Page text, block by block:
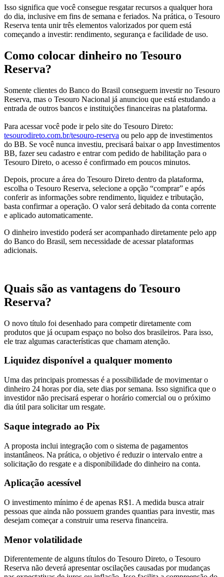
Isso significa que você consegue resgatar recursos a qualquer hora
do dia, inclusive em fins de semana e feriados. Na prática, o Tesouro
Reserva tenta unir três elementos valorizados por quem está
começando a investir: rendimento, segurança e facilidade de uso.
Como colocar dinheiro no Tesouro
Reserva?
Somente clientes do Banco do Brasil conseguem investir no Tesouro
Reserva, mas o Tesouro Nacional já anunciou que está estudando a
entrada de outros bancos e instituições financeiras na plataforma.
Para acessar você pode ir pelo site do Tesouro Direto:
tesourodireto.com.br/tesouro-reserva ou pelo app de investimentos
do BB. Se você nunca investiu, precisará baixar o app Investimentos
BB, fazer seu cadastro e entrar com pedido de habilitação para o
Tesouro Direto, o acesso é confirmado em poucos minutos.
Depois, procure a área do Tesouro Direto dentro da plataforma,
escolha o Tesouro Reserva, selecione a opção “comprar” e após
conferir as informações sobre rendimento, liquidez e tributação,
basta confirmar a operação. O valor será debitado da conta corrente
e aplicado automaticamente.
O dinheiro investido poderá ser acompanhado diretamente pelo app
do Banco do Brasil, sem necessidade de acessar plataformas
adicionais.
Quais são as vantagens do Tesouro
Reserva?
O novo título foi desenhado para competir diretamente com
produtos que já ocupam espaço no bolso dos brasileiros. Para isso,
ele traz algumas características que chamam atenção.
Liquidez disponível a qualquer momento
Uma das principais promessas é a possibilidade de movimentar o
dinheiro 24 horas por dia, sete dias por semana. Isso significa que o
investidor não precisará esperar o horário comercial ou o próximo
dia útil para solicitar um resgate.
Saque integrado ao Pix
A proposta inclui integração com o sistema de pagamentos
instantâneos. Na prática, o objetivo é reduzir o intervalo entre a
solicitação do resgate e a disponibilidade do dinheiro na conta.
Aplicação acessível
O investimento mínimo é de apenas R$1. A medida busca atrair
pessoas que ainda não possuem grandes quantias para investir, mas
desejam começar a construir uma reserva financeira.
Menor volatilidade
Diferentemente de alguns títulos do Tesouro Direto, o Tesouro
Reserva não deverá apresentar oscilações causadas por mudanças